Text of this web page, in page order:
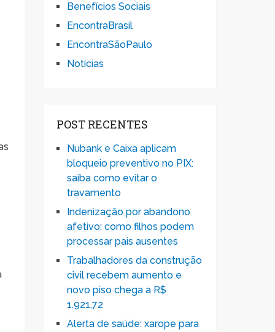
Benefícios Sociais
EncontraBrasil
EncontraSãoPaulo
Notícias
POST RECENTES
Nubank e Caixa aplicam
bloqueio preventivo no PIX:
saiba como evitar o
travamento
Indenização por abandono
afetivo: como filhos podem
processar pais ausentes
Trabalhadores da construção
civil recebem aumento e
novo piso chega a R$
1.921,72
Alerta de saúde: xarope para